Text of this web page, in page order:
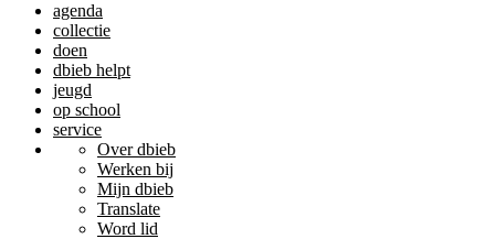
agenda
collectie
doen
dbieb helpt
jeugd
op school
service
Over dbieb
Werken bij
Mijn dbieb
Translate
Word lid